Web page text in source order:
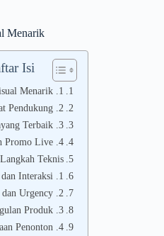
Menarik
Isi
1. Siapkan Produk Jelas dan Visual Menarik
2. Pakai Alat Pendukung
3. Riset Jam Tayang Terbaik
4. Tentukan Tema dan Promo Live
Langkah Teknis:
1. Buka dengan Energi dan Interaksi
2. Gunakan Teknik Scarcity dan Urgency
3. Tunjukkan Keunggulan Produk
4. Jawab Pertanyaan Penonton